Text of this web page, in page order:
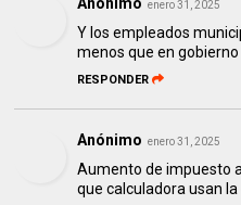
enero 31, 2025
Y los empleados
menos que en gobierno
RESPONDER
Anónimo enero 31, 2025
Aumento de impuesto
que calculadora usan